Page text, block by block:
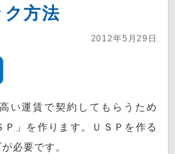
ク方法
2012年5月29日
い運賃で契約してもらうため
」を作ります。ＵＳＰを作る
必要です。